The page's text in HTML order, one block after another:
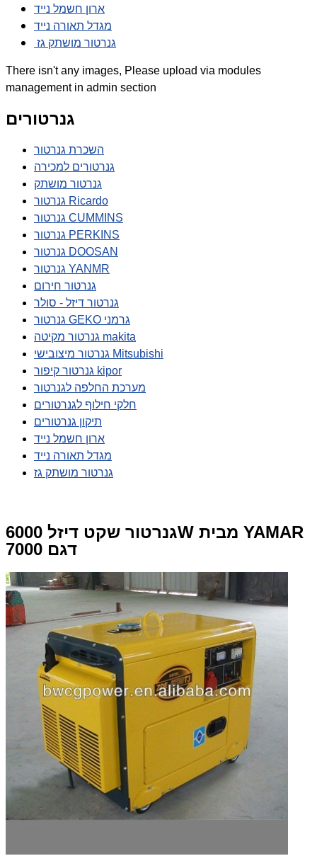
ארון חשמל נייד
מגדל תאורה נייד
גנרטור מושתק גז
There isn't any images, Please upload via modules
management in admin section
גנרטורים
השכרת גנרטור
גנרטורים למכירה
גנרטור מושתק
גנרטור Ricardo
גנרטור CUMMINS
גנרטור PERKINS
גנרטור DOOSAN
גנרטור YANMR
גנרטור חירום
גנרטור דיזל - סולר
גנרטור GEKO גרמני
גנרטור מקיטה makita
גנרטור מיצובישי Mitsubishi
גנרטור קיפור kipor
מערכת החלפה לגנרטור
חלקי חילוף לגנרטורים
תיקון גנרטורים
ארון חשמל נייד
מגדל תאורה נייד
גנרטור מושתק גז
גנרטור שקט דיזל 6000W מבית YAMAR
דגם 7000